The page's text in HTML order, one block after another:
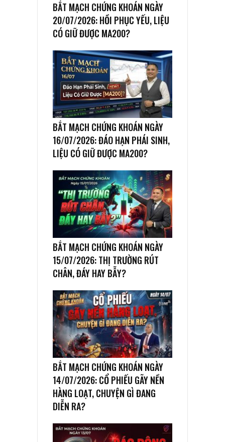
BẮT MẠCH CHỨNG KHOÁN NGÀY
20/07/2026: HỒI PHỤC YẾU, LIỆU
CÓ GIỮ ĐƯỢC MA200?
BẮT MẠCH CHỨNG KHOÁN NGÀY
16/07/2026: ĐÁO HẠN PHÁI SINH,
LIỆU CÓ GIỮ ĐƯỢC MA200?
BẮT MẠCH CHỨNG KHOÁN NGÀY
15/07/2026: THỊ TRƯỜNG RÚT
CHÂN, ĐÁY HAY BẪY?
BẮT MẠCH CHỨNG KHOÁN NGÀY
14/07/2026: CỔ PHIẾU GÃY NỀN
HÀNG LOẠT, CHUYỆN GÌ ĐANG
DIỄN RA?